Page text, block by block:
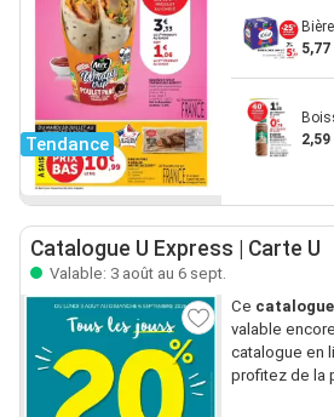
Tendance
Bière
5,77
2,59
Catalogue U Express | Carte U
Valable: 3 août au 6 sept.
Ce catalogue
valable encore
catalogue en
profitez de la